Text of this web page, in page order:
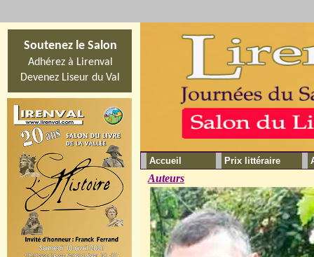
Auteurs
Accueil Prix littéraire
Soutenez le Salon
Adhérez à Lirenval
Devenez Liseur du Val